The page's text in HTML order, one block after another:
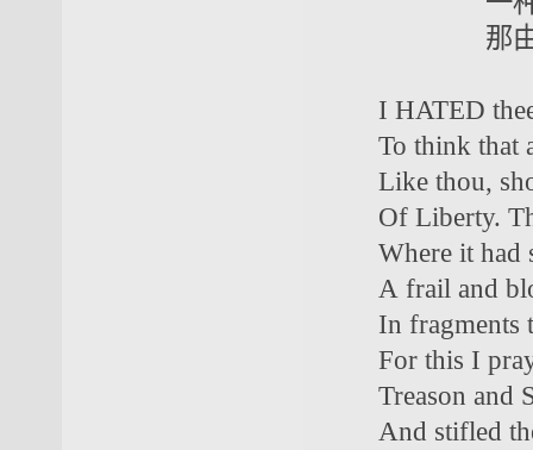
那由“时
I HATED
To think that
Like thou,
Of Liberty.
Where it had
A frail and
In fragments
For this I
Treason and
And stifled